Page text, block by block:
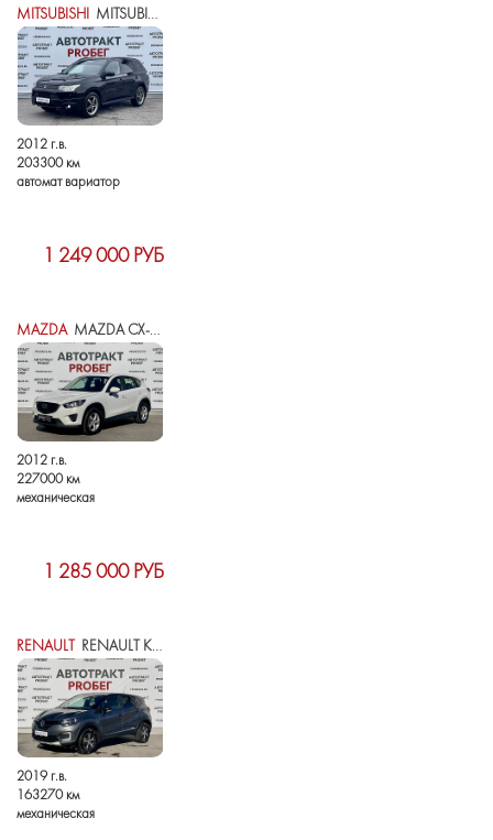
MITSUBISHI MITSUBISHI OUTLANDER III
2012 г.в.
203300 км
автомат вариатор
1 249 000 РУБ
MAZDAMAZDA CX-5 I
2012 г.в.
227000 км
механическая
1 285 000 РУБ
RENAULT RENAULT KAPTUR I
2019 г.в.
163270 км
механическая